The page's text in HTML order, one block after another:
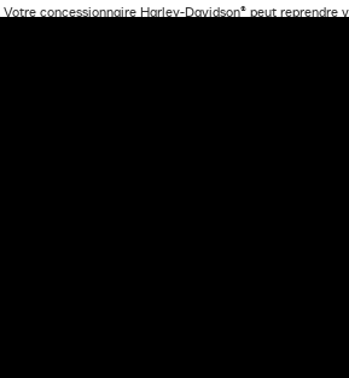
concessionnaire Harley-Davidson® peut